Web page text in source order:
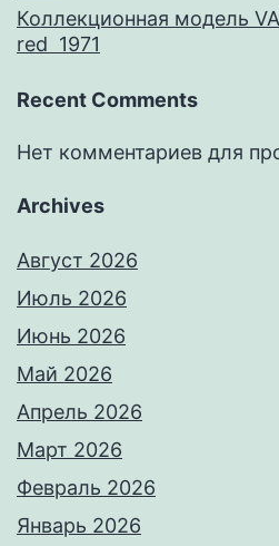
Коллекционная модель
red 1971
Recent Comments
Нет комментариев для
Archives
Август 2026
Июль 2026
Июнь 2026
Май 2026
Апрель 2026
Март 2026
Февраль 2026
Январь 2026